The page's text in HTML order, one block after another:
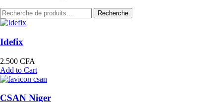
Recherche
pour :
Recherche
Idefix
2.500 CFA
Add to Cart
CSAN Niger